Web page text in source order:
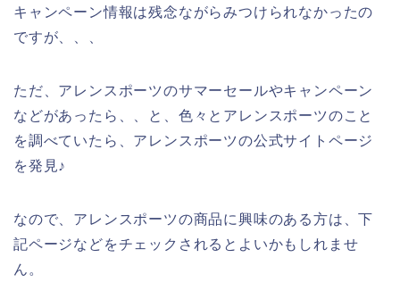
キャンペーン情報は残念ながらみつけられなかったの
ですが、、、
ただ、アレンスポーツのサマーセールやキャンペーン
などがあったら、、と、色々とアレンスポーツのこと
を調べていたら、アレンスポーツの公式サイトページ
を発見♪
なので、アレンスポーツの商品に興味のある方は、下
記ページなどをチェックされるとよいかもしれませ
ん。